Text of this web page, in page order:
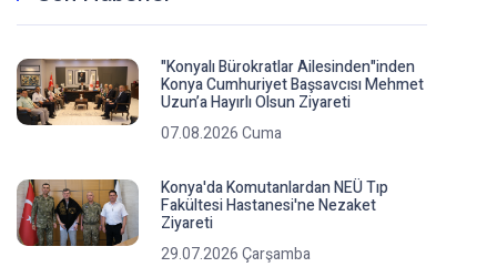
"Konyalı Bürokratlar Ailesinden"inden
Konya Cumhuriyet Başsavcısı Mehmet
Uzun’a Hayırlı Olsun Ziyareti
07.08.2026 Cuma
Konya'da Komutanlardan NEÜ Tıp
Fakültesi Hastanesi'ne Nezaket
Ziyareti
29.07.2026 Çarşamba